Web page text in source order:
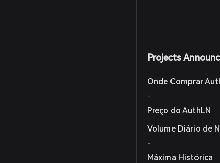
Projects
Onde Comprar
-
Preço do AuthLN
Volume Diário de
-
Máxima Histórica